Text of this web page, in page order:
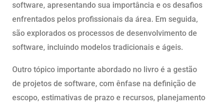
software, apresentando sua importância e os desafios
enfrentados pelos profissionais da área. Em seguida,
são explorados os processos de desenvolvimento de
software, incluindo modelos tradicionais e ágeis.
Outro tópico importante abordado no livro é a gestão
de projetos de software, com ênfase na definição de
escopo, estimativas de prazo e recursos, planejamento